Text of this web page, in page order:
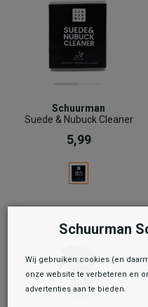
Schuurman
Suede & Nubuck Cleaner
5,99
Schuurman
Wij gebruiken cookies (en
onze website te verbeteren en
advertenties aan te bieden.